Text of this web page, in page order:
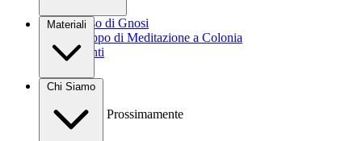
Corso di Gnosi
Gruppo di Meditazione a Colonia
Eventi
Materiali
Libri
Audio
Prossimamente
Chi Siamo